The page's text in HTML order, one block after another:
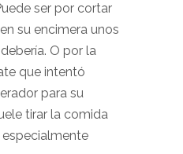
ser por cortar
su encimera unos
O por la
que intentó
para su
tirar la comida
especialmente